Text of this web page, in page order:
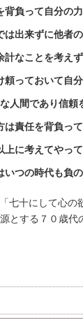
背負って自分の
は出来ずに他者
計なことを考え
頼っておいて自
人間であり信頼
は責任を背負っ
上に考えてやっ
いつの時代も負
七十にして心の
とする７０歳代